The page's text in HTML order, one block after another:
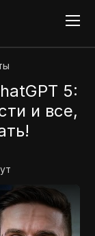
5:
и все,
5: Дата